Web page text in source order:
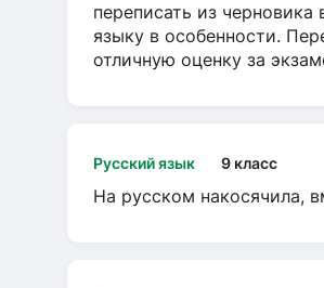
переписать из черновика
языку в особенности.
отличную оценку за
Русский язык 9 класс
На русском накосячила,